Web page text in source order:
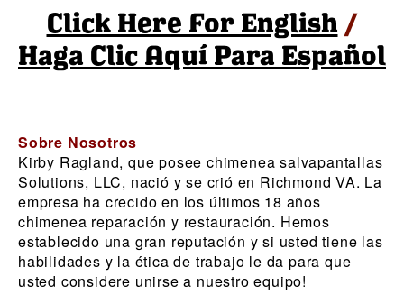
Click Here For English /
Haga Clic Aquí Para Español
Sobre Nosotros
Kirby Ragland, que posee chimenea salvapantallas
Solutions, LLC, nació y se crió en Richmond VA. La
empresa ha crecido en los últimos 18 años
chimenea reparación y restauración. Hemos
establecido una gran reputación y si usted tiene las
habilidades y la ética de trabajo le da para que
usted considere unirse a nuestro equipo!